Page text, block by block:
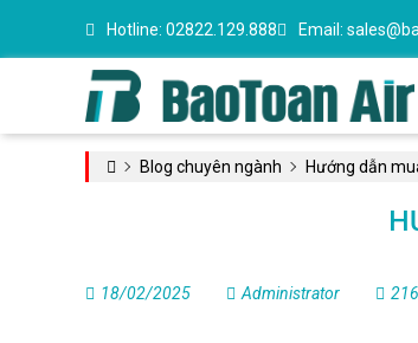
Hotline: 02822.129.888 Email:
Blog chuyên ngành Hướng dẫn
18/02/2025 Administrator 216